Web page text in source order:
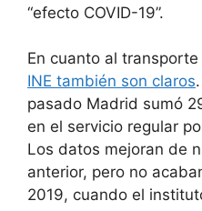
“efecto COVID-19”.
En cuanto al
INE también son claros
pasado Madrid sumó
en el servicio regular
Los datos mejoran de
anterior, pero no
2019, cuando el